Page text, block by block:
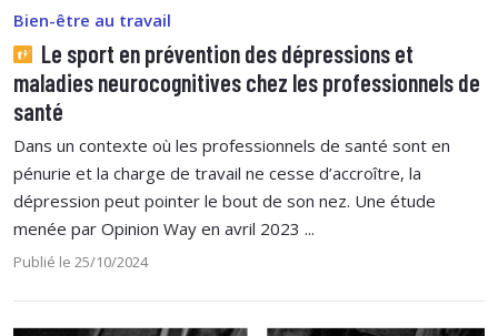
Bien-être au travail
Le sport en prévention des dépressions et
maladies neurocognitives chez les professionnels de
santé
Dans un contexte où les professionnels de santé sont en
pénurie et la charge de travail ne cesse d’accroître, la
dépression peut pointer le bout de son nez. Une étude
menée par Opinion Way en avril 2023 ...
Publié le 25/10/2024